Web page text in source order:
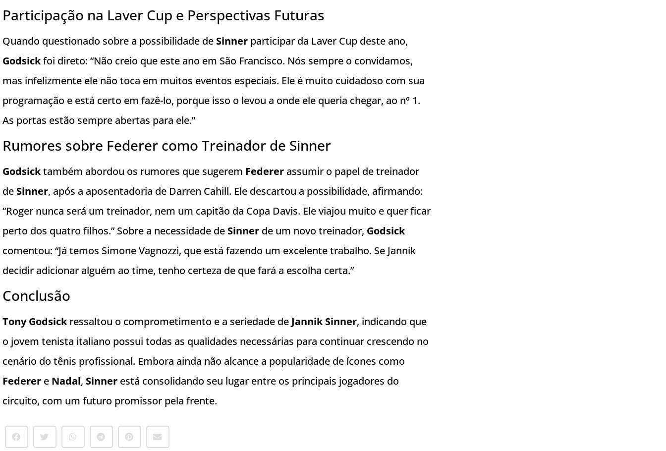
Participação na Laver Cup e Perspectivas Futuras
Quando questionado sobre a possibilidade de Sinner participar da Laver Cup deste ano,
Godsickfoi direto: “Não creio que este ano em São Francisco. Nós sempre o convidamos,
mas infelizmente ele não toca em muitos eventos especiais. Ele é muito cuidadoso com sua
programação e está certo em fazê-lo, porque isso o levou a onde ele queria chegar, ao nº 1.
As portas estão sempre abertas para ele.”
Rumores sobre Federer como Treinador de Sinner
Godsicktambém abordou os rumores que sugerem Federer assumir o papel de treinador
de Sinner, após a aposentadoria de Darren Cahill. Ele descartou a possibilidade, afirmando:
“Roger nunca será um treinador, nem um capitão da Copa Davis. Ele viajou muito e quer ficar
perto dos quatro filhos.” Sobre a necessidade de Sinner de um novo treinador, Godsick
comentou: “Já temos Simone Vagnozzi, que está fazendo um excelente trabalho. Se Jannik
decidir adicionar alguém ao time, tenho certeza de que fará a escolha certa.”
Conclusão
Tony Godsickressaltou o comprometimento e a seriedade de Jannik Sinner, indicando que
o jovem tenista italiano possui todas as qualidades necessárias para continuar crescendo no
cenário do tênis profissional. Embora ainda não alcance a popularidade de ícones como
Federer e Nadal, Sinner está consolidando seu lugar entre os principais jogadores do
circuito, com um futuro promissor pela frente.